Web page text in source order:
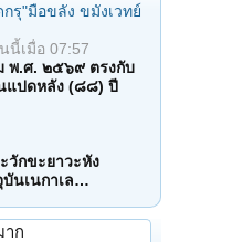
กรุ"มือขลัง ขมังเวทย์
นี้เมื่อ 07:57
พ.ศ. ๒๕๖๙ ตรงกับ
แปดหลัง (๘๘) ปี
วักขะยาวะหัง
นเนกาเล…
าก